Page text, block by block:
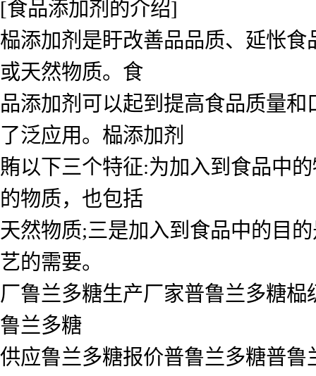
[食品添加剂的介绍]
榀添加剂是盱改善品品质、延怅
或天然物质。食
品添加剂可以起到提高食品质量
了泛应用。榀添加剂
賄以下三个特征:为加入到食品中
的物质，也包括
天然物质;三是加入到食品中的目
艺的需要。
厂鲁兰多糖生产厂家普鲁兰多糖
鲁兰多糖
供应鲁兰多糖报价普鲁兰多糖普